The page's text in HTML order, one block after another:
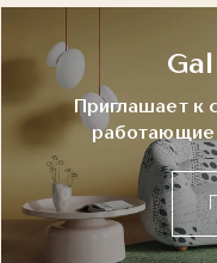
Приглашает к
работающие